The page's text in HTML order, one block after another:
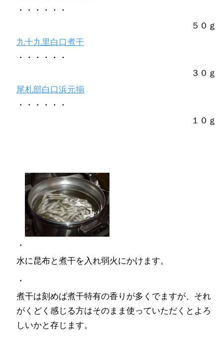
・・・・・・
５０ｇ
九十九里白口煮干
・・・・・・
３０ｇ
尾札部白口浜元揃
・・・・・・
１０ｇ
・
水に昆布と煮干を入れ弱火にかけます。
・
煮干は刻めば煮干特有の香りが多くでますが、それ
がくどく感じる方はそのまま使っていただくとよろ
しいかと存じます。